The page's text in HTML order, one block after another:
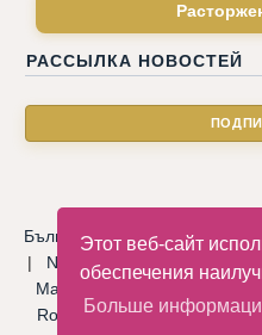
Этот веб-сайт
обеспечения
Больше
РАССЫЛКА НОВОСТЕЙ
Български|Català|
| Nederlandse
Magyar
Latviski
Română|Русский|